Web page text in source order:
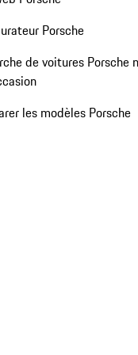
Porsche
de voitures Porsche
les modèles Porsche